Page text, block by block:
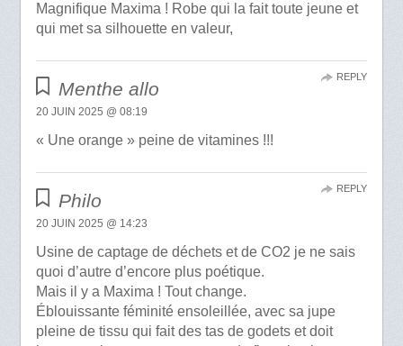
Magnifique Maxima ! Robe qui la fait toute jeune et
qui met sa silhouette en valeur,
Menthe allo
20 JUIN 2025 @ 08:19
« Une orange » peine de vitamines !!!
REPLY
Philo
20 JUIN 2025 @ 14:23
Usine de captage de déchets et de CO2 je ne sais
quoi d’autre d’encore plus poétique.
Mais il y a Maxima ! Tout change.
Éblouissante féminité ensoleillée, avec sa jupe
pleine de tissu qui fait des tas de godets et doit
REPLY